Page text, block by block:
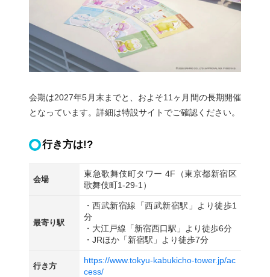
会期は2027年5月末までと、およそ11ヶ月間の長期開催
となっています。詳細は特設サイトでご確認ください。
行き方は!?
会場
東急歌舞伎町タワー 4F（東京都新宿区
歌舞伎町1-29-1）
最寄り駅
・西武新宿線「西武新宿駅」より徒歩1
分
・大江戸線「新宿西口駅」より徒歩6分
・JRほか「新宿駅」より徒歩7分
行き方
https://www.tokyu-kabukicho-tower.jp/ac
cess/